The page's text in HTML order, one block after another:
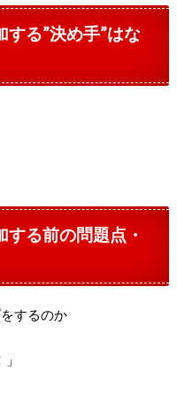
する”決め手”はな
る前の問題点・
するのか